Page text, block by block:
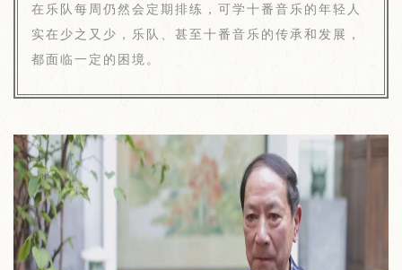
在乐队每周仍然会定期排练，可学十番音乐的年轻人
实在少之又少，乐队、甚至十番音乐的传承和发展，
都面临一定的困境。